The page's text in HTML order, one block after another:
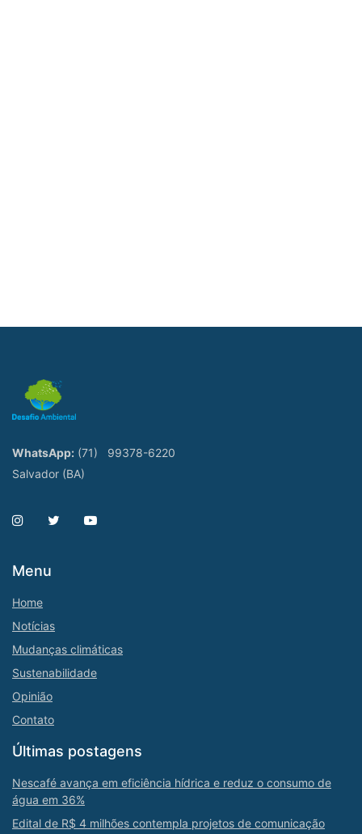
WhatsApp: (71)
99378-6220
Salvador (BA)
Menu
Home
Notícias
Mudanças climáticas
Sustenabilidade
Opinião
Contato
Últimas postagens
Nescafé avança em eficiência hídrica e reduz o consumo de
água em 36%
Edital de R$ 4 milhões contempla projetos de comunicação